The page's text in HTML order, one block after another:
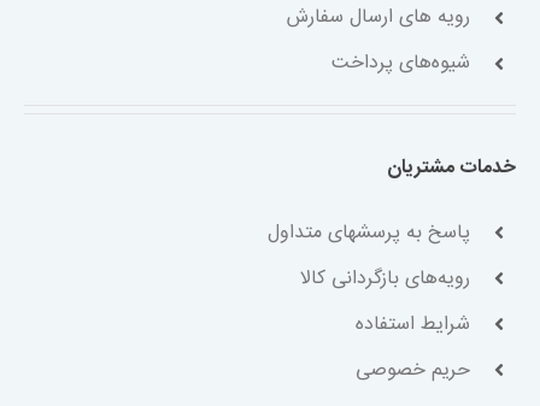
رویه های ارسال سفارش
شیوه‌های پرداخت
خدمات مشتریان
پاسخ به پرسشهای متداول
رویه‌های بازگردانی کالا
شرایط استفاده
حریم خصوصی